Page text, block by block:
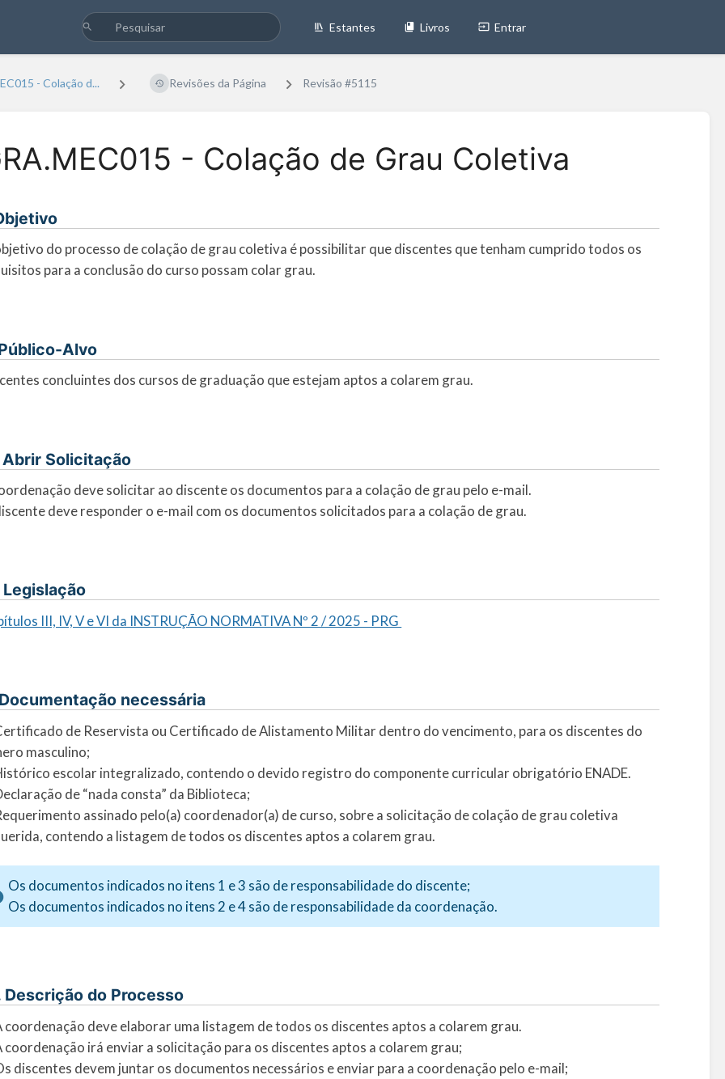
Estantes Livros Entrar
- Colação d... Revisões da Página Revisão #5115
- Colação de Grau Coletiva
do processo de colação de grau coletiva é possibilitar que discentes que tenham cumprido todos os
para a conclusão do curso possam colar grau.
Alvo
concluintes dos cursos de graduação que estejam aptos a colarem grau.
Abrir Solicitação
deve solicitar ao discente os documentos para a colação de grau pelo e-mail.
deve responder o e-mail com os documentos solicitados para a colação de grau.
Legislação
III, IV, V e VI da INSTRUÇÃO NORMATIVA Nº 2 / 2025 - PRG
necessária
de Reservista ou Certificado de Alistamento Militar dentro do vencimento, para os discentes do
masculino;
escolar integralizado, contendo o devido registro do componente curricular obrigatório ENADE.
de “nada consta” da Biblioteca;
assinado pelo(a) coordenador(a) de curso, sobre a solicitação de colação de grau coletiva
contendo a listagem de todos os discentes aptos a colarem grau.
Os documentos indicados no itens 1 e 3 são de responsabilidade do discente;
Os documentos indicados no itens 2 e 4 são de responsabilidade da coordenação.
Descrição do Processo
coordenação deve elaborar uma listagem de todos os discentes aptos a colarem grau.
coordenação irá enviar a solicitação para os discentes aptos a colarem grau;
discentes devem juntar os documentos necessários e enviar para a coordenação pelo e-mail;